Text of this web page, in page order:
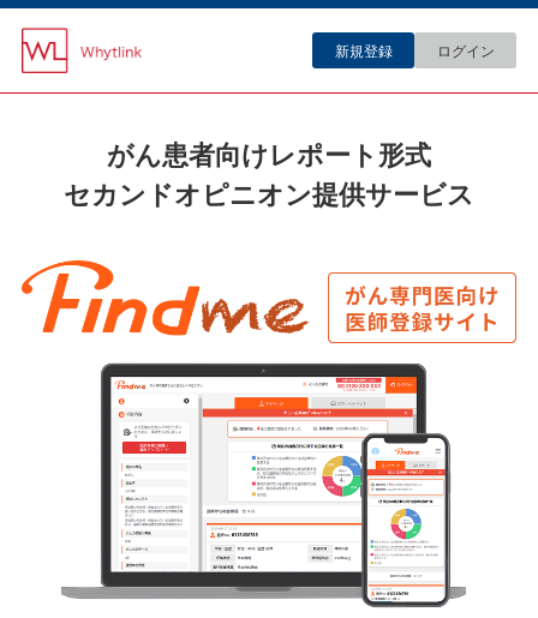
新規登録 ログイン
がん患者向けレポート形式
セカンドオピニオン提供サービス